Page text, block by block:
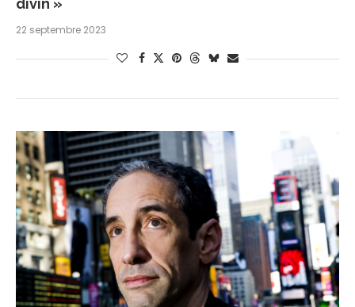
divin »
22 septembre 2023